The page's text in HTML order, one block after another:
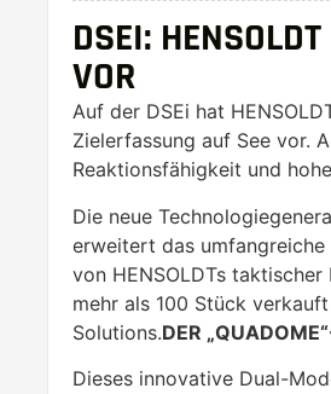
DSEI:
VOR
Auf der DSEi hat
Zielerfassung auf See vor.
Reaktionsfähigkeit und
Die neue
erweitert das umfangreiche
von HENSOLDTs
mehr als 100 Stück
Solutions.DER
Dieses innovative Dual-